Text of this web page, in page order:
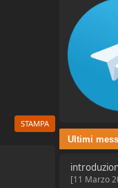
Ultimi
[11 Marzo
STAMPA